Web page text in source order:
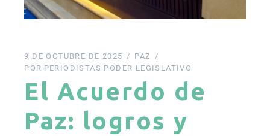
9 DE OCTUBRE DE 2025
PAZ
POR PERIODISTAS PODER LEGISLATIVO
El Acuerdo de
Paz: logros y